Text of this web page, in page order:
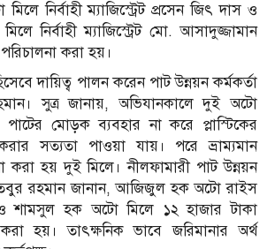
নির্বাহী ম্যাজিস্ট্রেট প্রসেন জিৎ দাস ও
নির্বাহী ম্যাজিস্ট্রেট মো. আসাদুজ্জামান
করা হয়।
দায়িত্ব পালন করেন পাট উন্নয়ন কর্মকর্তা
সুত্র জানায়, অভিযানকালে দুই অটো
মোড়ক ব্যবহার না করে প্লাস্টিকের
সত্যতা পাওয়া যায়। পরে ভ্রাম্যমান
করা হয় দুই মিলে। নীলফামারী পাট উন্নয়ন
রহমান জানান, আজিজুল হক অটো রাইস
শামসুল হক অটো মিলে ১২ হাজার টাকা
হয়। তাৎক্ষনিক ভাবে জরিমানার অর্থ